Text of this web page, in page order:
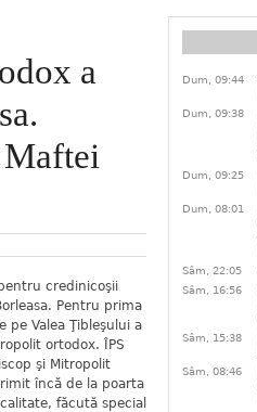
a
credinicoşii
Pentru prima
pe Valea Ţibleşului a
ortodox. ÎPS
şi Mitropolit
încă de la poarta
făcută special
Dum, 09:44
Dum, 09:38
Dum, 09:25
Dum, 08:01
Sâm, 22:05
Sâm, 16:56
Sâm, 15:38
Sâm, 08:46